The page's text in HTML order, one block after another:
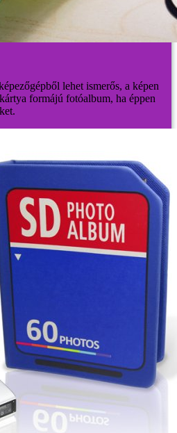
lehet ismerős, a képen
formájú fotóalbum, ha éppen